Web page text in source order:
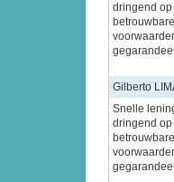
dringend
Gilberto
Snelle
dringend